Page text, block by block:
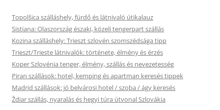
Topolšica szálláshely, fürdő és látnivaló útikalauz
Sistiana: Olaszország északi, közeli tengerpart szállás
Kozina szálláshely: Trieszt szlovén szomszédsága tipp
Trieszt/Trieste látnivalók: története, élmény és érzés
Koper Szlovénia tenger, élmény, szállás és nevezetesség
Piran szállások: hotel, kemping és apartman keresés tippek
Madrid szállások: jó belvárosi hotel / szoba / ágy keresés
Ždiar szállás, nyaralás és hegyi túra útvonal Szlovákia